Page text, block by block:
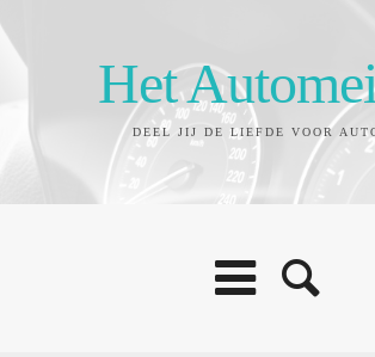
Het
DEEL JIJ DE LIEFDE VOOR